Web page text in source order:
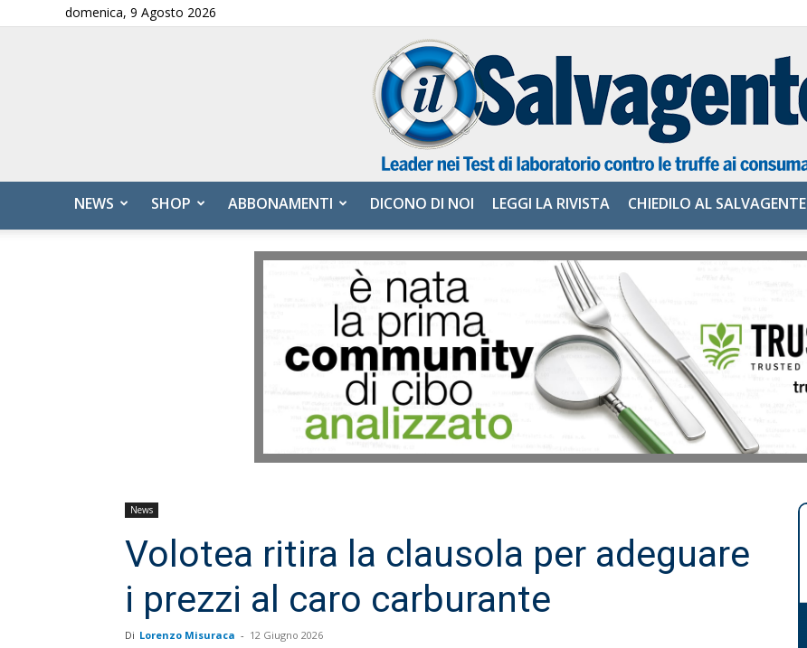
domenica, 9 Agosto 2026
Salvagente
NEWS SHOP ABBONAMENTI DICONO DI NOI LEGGI LA RIVISTA CHIEDILO AL SALVAGENTE
News
Volotea ritira la clausola per adeguare
i prezzi al caro carburante
Di Lorenzo Misuraca - 12 Giugno 2026